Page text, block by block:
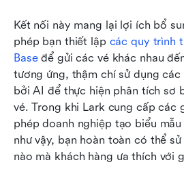
Kết nối này mang lại lợi ích bổ
phép bạn thiết lập các quy trình
Base để gửi các vé khác nhau
tương ứng, thậm chí sử dụng
bởi AI để thực hiện phân tích sơ
vé. Trong khi Lark cung cấp các
phép doanh nghiệp tạo biểu
như vậy, bạn hoàn toàn có thể
nào mà khách hàng ưa thích với